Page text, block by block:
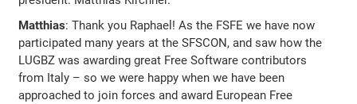
Matthias: Thank you Raphael! As the FSFE we have now
participated many years at the SFSCON, and saw how the
LUGBZ was awarding great Free Software contributors
from Italy – so we were happy when we have been
approached to join forces and award European Free